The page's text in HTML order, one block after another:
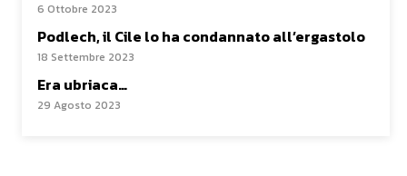
6 Ottobre 2023
Podlech, il Cile lo ha condannato all’ergastolo
18 Settembre 2023
Era ubriaca…
29 Agosto 2023